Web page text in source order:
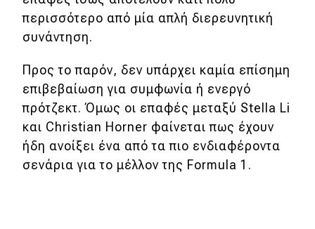
περισσότερο από μία απλή διερευνητική
συνάντηση.
Προς το παρόν, δεν υπάρχει καμία επίσημη
επιβεβαίωση για συμφωνία ή ενεργό
πρότζεκτ. Όμως οι επαφές μεταξύ Stella Li
και Christian Horner φαίνεται πως έχουν
ήδη ανοίξει ένα από τα πιο ενδιαφέροντα
σενάρια για το μέλλον της Formula 1.